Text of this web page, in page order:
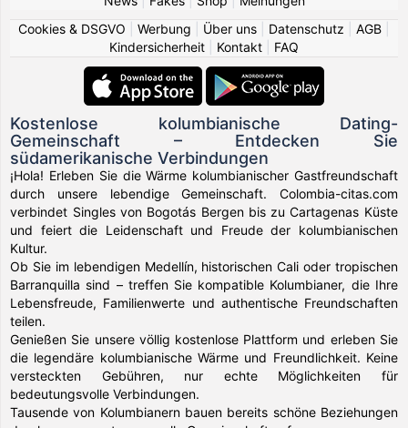
Cookies & DSGVO
Werbung Über uns Datenschutz AGB
Kindersicherheit
Kontakt FAQ
Kostenlose kolumbianische Dating-
Gemeinschaft – Entdecken Sie
südamerikanische Verbindungen
¡Hola! Erleben Sie die Wärme kolumbianischer Gastfreundschaft
durch unsere lebendige Gemeinschaft. Colombia-citas.com
verbindet Singles von Bogotás Bergen bis zu Cartagenas Küste
und feiert die Leidenschaft und Freude der kolumbianischen
Kultur.
Ob Sie im lebendigen Medellín, historischen Cali oder tropischen
Barranquilla sind – treffen Sie kompatible Kolumbianer, die Ihre
Lebensfreude, Familienwerte und authentische Freundschaften
teilen.
Genießen Sie unsere völlig kostenlose Plattform und erleben Sie
die legendäre kolumbianische Wärme und Freundlichkeit. Keine
versteckten Gebühren, nur echte Möglichkeiten für
bedeutungsvolle Verbindungen.
Tausende von Kolumbianern bauen bereits schöne Beziehungen